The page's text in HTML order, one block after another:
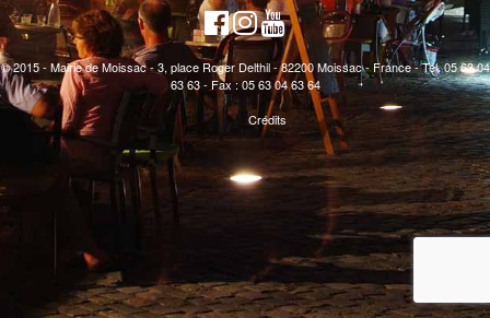
© 2015 - Mairie de Moissac - 3, place Roger Delthil - 82200 Moissac - France - Tél. 05 63 04
63 63 - Fax : 05 63 04 63 64
Crédits